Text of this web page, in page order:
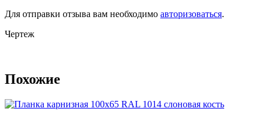
Для отправки отзыва вам необходимо авторизоваться.
Чертеж
Похожие